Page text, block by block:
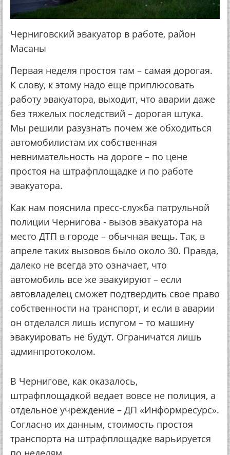
Черниговский эвакуатор в работе, район
Масаны
Первая неделя простоя там – самая дорогая.
К слову, к этому надо еще приплюсовать
работу эвакуатора, выходит, что аварии даже
без тяжелых последствий – дорогая штука.
Мы решили разузнать почем же обходиться
автомобилистам их собственная
невнимательность на дороге – по цене
простоя на штрафплощадке и по работе
эвакуатора.
Как нам пояснила пресс-служба патрульной
полиции Чернигова - вызов эвакуатора на
место ДТП в городе – обычная вещь. Так, в
апреле таких вызовов было около 30. Правда,
далеко не всегда это означает, что
автомобиль все же эвакуируют – если
автовладелец сможет подтвердить свое право
собственности на транспорт, и если в аварии
он отделался лишь испугом – то машину
эвакуировать не будут. Ограничатся лишь
админпротоколом.
В Чернигове, как оказалось,
штрафплощадкой ведает вовсе не полиция, а
отдельное учреждение – ДП «Информресурс».
Согласно их данным, стоимость простоя
транспорта на штрафплощадке варьируется